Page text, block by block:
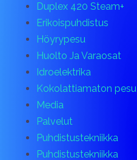
Duplex 420 Steam+
Erikoispuhdistus
Höyrypesu
Huolto Ja Varaosat
Idroelektrika
Kokolattiamaton pesu
Media
Palvelut
Puhdistustekniikka
Puhdistustekniikka